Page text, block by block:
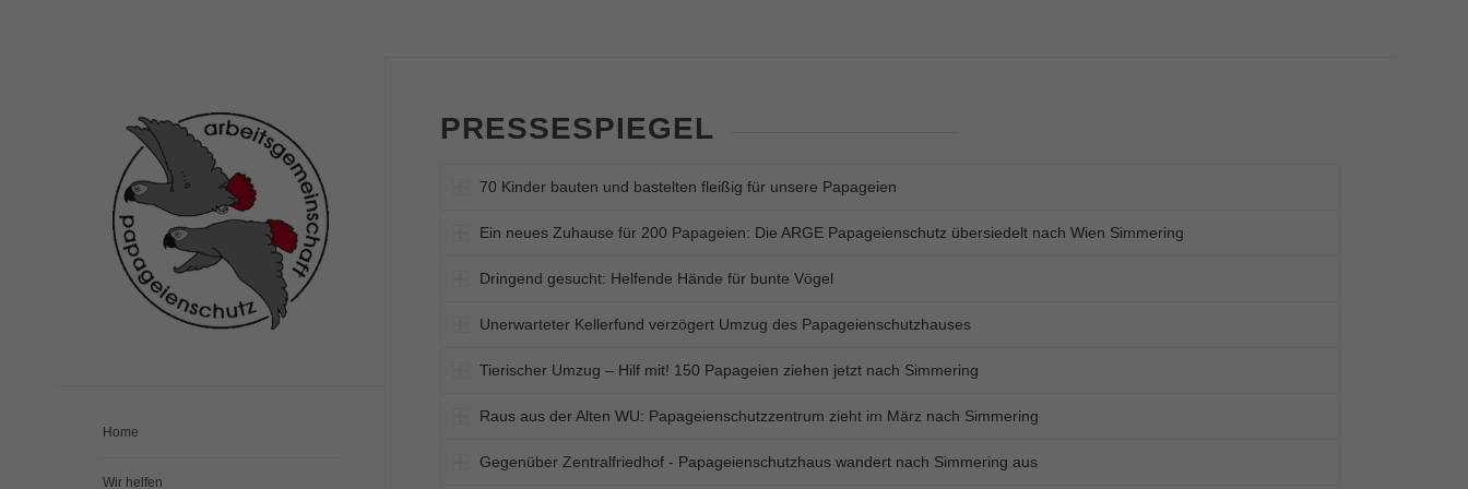
Home
Wir helfen
PRESSESPIEGEL
70 Kinder bauten und bastelten fleißig für unsere Papageien
Ein neues Zuhause für 200 Papageien: Die ARGE Papageienschutz übersiedelt nach Wien Simmering
Dringend gesucht: Helfende Hände für bunte Vögel
Unerwarteter Kellerfund verzögert Umzug des Papageienschutzhauses
Tierischer Umzug – Hilf mit! 150 Papageien ziehen jetzt nach Simmering
Raus aus der Alten WU: Papageienschutzzentrum zieht im März nach Simmering
Gegenüber Zentralfriedhof - Papageienschutzhaus wandert nach Simmering aus